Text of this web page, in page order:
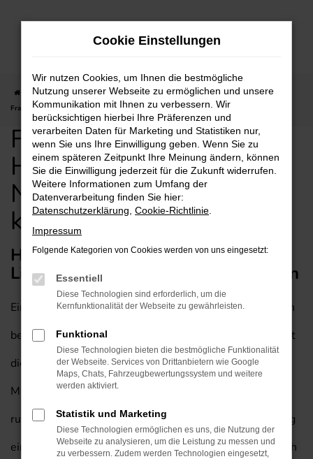
Zum
Startseite Frankfurt am Main Hyundai Hyundai SANTA FE
Für
Frankfurt am Main: Hyundai SANTA FE Neuwagen günstig kaufen mit Lieferservice
Für Frankfurt am Main:
Hyundai SANTA FE
Neuwagen günstig
kaufen mit Lieferservice
Hyundai SANTA FE Neuwagen mit
Lieferservice nach Frankfurt am Main
Einen Hyundai SANTA FE Neuwagen brauchen wir Ihnen
bestimmt nicht mehr schmackhaft zu machen. Man kennt
dieses Fahrzeug aus dem Straßenbild von Frankfurt am
Main und auch die aktuelle Generation macht hier eine
rundum gute Figur. Wundern wird Sie dabei, wie günstig
ein Hyundai SANTA FE Neuwagen mit Lieferservice nach
Cookie Einstellungen
Wir nutzen Cookies, um Ihnen die bestmögliche
Nutzung unserer Webseite zu ermöglichen und unsere
Kommunikation mit Ihnen zu verbessern. Wir
berücksichtigen hierbei Ihre Präferenzen und
verarbeiten Daten für Marketing und Statistiken nur,
wenn Sie uns Ihre Einwilligung geben. Wenn Sie zu
einem späteren Zeitpunkt Ihre Meinung ändern, können
Sie die Einwilligung jederzeit für die Zukunft widerrufen.
Weitere Informationen zum Umfang der
Datenverarbeitung finden Sie hier:
Datenschutzerklärung Cookie-Richtlinie
Impressum
Folgende Kategorien von Cookies werden von uns eingesetzt:
Essentiell
Diese Technologien sind erforderlich, um die
Kernfunktionalität der Webseite zu gewährleisten.
Funktional
Diese Technologien bieten die bestmögliche Funktionalität
der Webseite. Services von Drittanbietern wie Google
Maps, Chats, Fahrzeugbewertungssystem und weitere
werden aktiviert.
Statistik und Marketing
Diese Technologien ermöglichen es uns, die Nutzung der
Webseite zu analysieren, um die Leistung zu messen und
zu verbessern. Zudem werden Technologien eingesetzt,